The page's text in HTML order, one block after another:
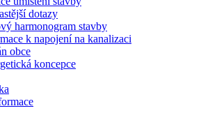
dotazy
harmonogram stavby
k napojení na kanalizaci
obce
koncepce